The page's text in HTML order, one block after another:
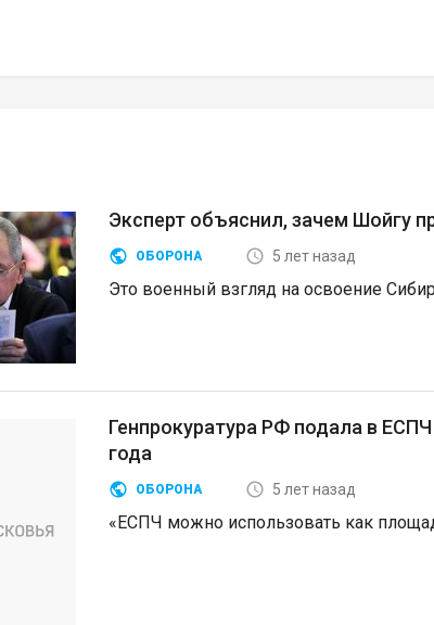
Эксперт объяснил, зачем Шойгу
ОБОРОНА 5 лет назад
Это военный взгляд на освоение
Генпрокуратура РФ подала в
года
ОБОРОНА 5 лет назад
«ЕСПЧ можно использовать как